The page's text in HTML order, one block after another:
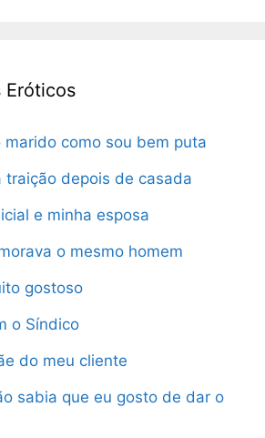
Eróticos
marido como sou bem puta
traição depois de casada
e minha esposa
o mesmo homem
gostoso
o Síndico
do meu cliente
sabia que eu gosto de dar o